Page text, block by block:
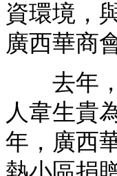
資環境，
廣西華商
去年，
人韋生貴
年，廣西